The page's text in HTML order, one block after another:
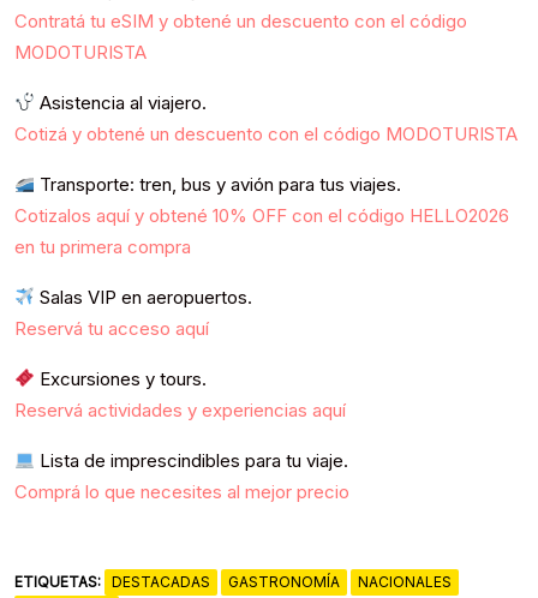
Contratá tu eSIM y obtené un descuento con el código
MODOTURISTA
Asistencia al viajero.
Cotizá y obtené un descuento con el código MODOTURISTA
Transporte: tren, bus y avión para tus viajes.
Cotizalos aquí y obtené 10% OFF con el código HELLO2026
en tu primera compra
Salas VIP en aeropuertos.
Reservá tu acceso aquí
Excursiones y tours.
Reservá actividades y experiencias aquí
Lista de imprescindibles para tu viaje.
Comprá lo que necesites al mejor precio
ETIQUETAS: DESTACADAS GASTRONOMÍA NACIONALES